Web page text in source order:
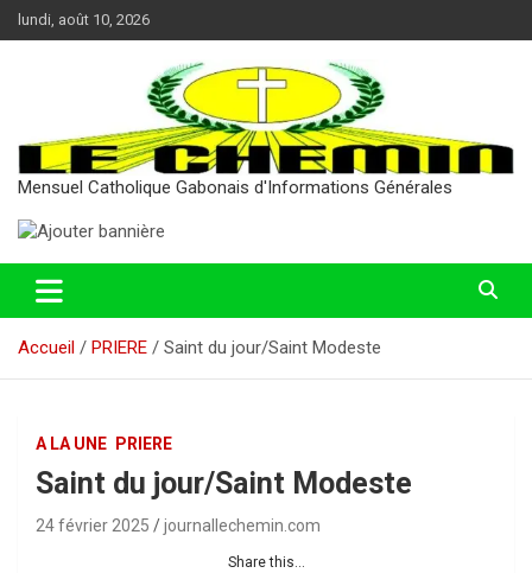
Aller
au
lundi, août 10, 2026
Mensuel Catholique Gabonais d'Informations Générales
Accueil PRIERE Saint du jour/Saint Modeste
A LA UNE PRIERE
Saint du jour/Saint Modeste
24 février 2025 journallechemin.com
Share this...